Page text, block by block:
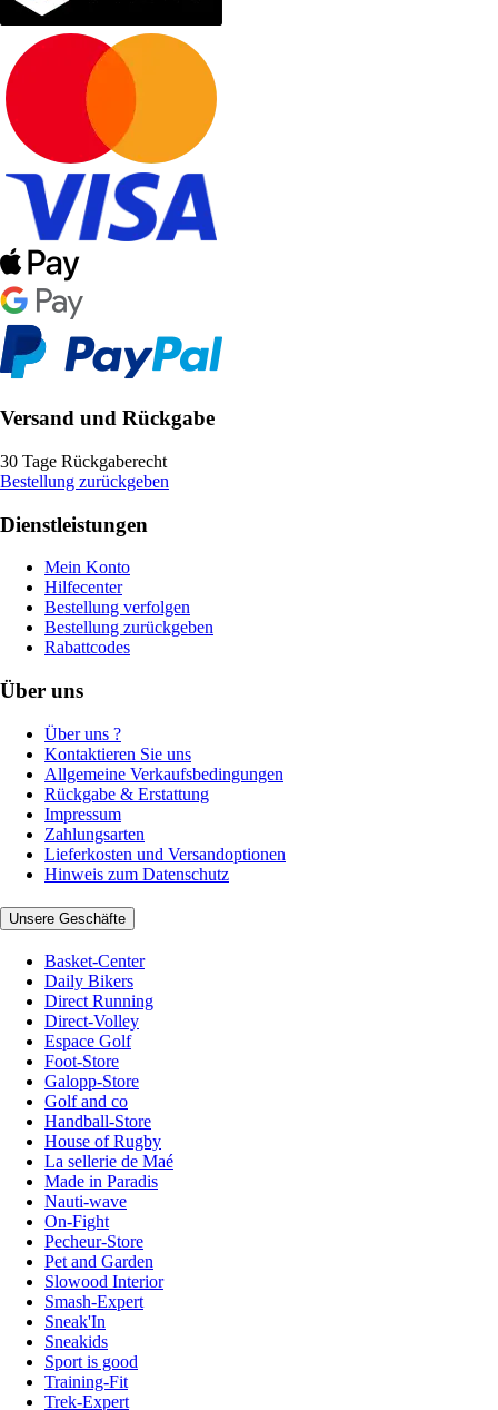
Versand und Rückgabe
30 Tage Rückgaberecht
Bestellung zurückgeben
Dienstleistungen
Mein Konto
Hilfecenter
Bestellung verfolgen
Bestellung zurückgeben
Rabattcodes
Über uns
Über uns ?
Kontaktieren Sie uns
Allgemeine Verkaufsbedingungen
Rückgabe & Erstattung
Impressum
Zahlungsarten
Lieferkosten und Versandoptionen
Hinweis zum Datenschutz
Unsere Geschäfte
Basket-Center
Daily Bikers
Direct Running
Direct-Volley
Espace Golf
Foot-Store
Galopp-Store
Golf and co
Handball-Store
House of Rugby
La sellerie de Maé
Made in Paradis
Nauti-wave
On-Fight
Pecheur-Store
Pet and Garden
Slowood Interior
Smash-Expert
Sneak'In
Sneakids
Sport is good
Training-Fit
Trek-Expert